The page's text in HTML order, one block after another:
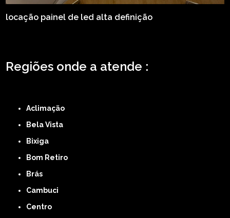
locação painel de led alta definição
Regiões onde a atende :
Aclimação
Bela Vista
Bixiga
Bom Retiro
Brás
Cambuci
Centro